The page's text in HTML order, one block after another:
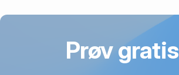
Prøv gratis